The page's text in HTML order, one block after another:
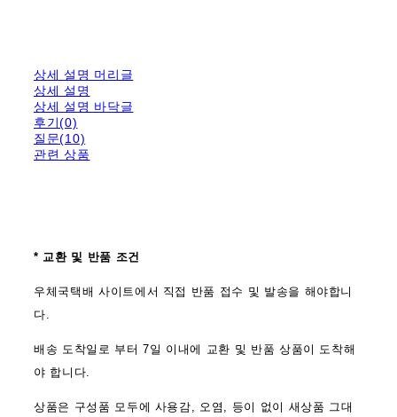
상세 설명 머리글
상세 설명
상세 설명 바닥글
후기(0)
질문(10)
관련 상품
* 교환 및 반품 조건
우체국택배 사이트에서 직접 반품 접수 및 발송을 해야합니
다.
배송 도착일로 부터 7일 이내에 교환 및 반품 상품이 도착해
야 합니다.
상품은 구성품 모두에 사용감, 오염, 등이 없이 새상품 그대